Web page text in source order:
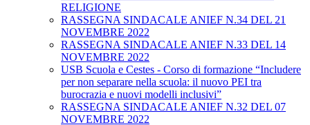
RELIGIONE
RASSEGNA SINDACALE ANIEF N.34 DEL 21
NOVEMBRE 2022
RASSEGNA SINDACALE ANIEF N.33 DEL 14
NOVEMBRE 2022
USB Scuola e Cestes - Corso di formazione “Includere
per non separare nella scuola: il nuovo PEI tra
burocrazia e nuovi modelli inclusivi”
RASSEGNA SINDACALE ANIEF N.32 DEL 07
NOVEMBRE 2022